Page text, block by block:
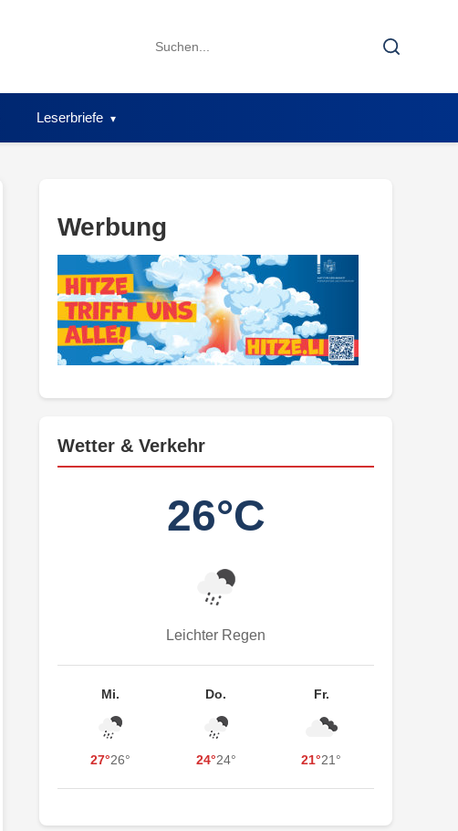
Search
Search
Leserbriefe
Werbung
Wetter & Verkehr
26°C
Leichter Regen
Mi.
27°26°
Do.
24°24°
Fr.
21°21°